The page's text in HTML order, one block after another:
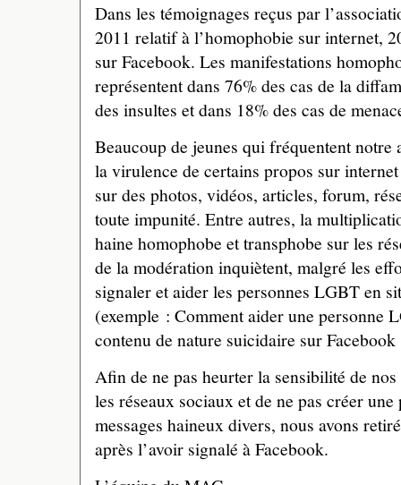
Dans les témoignages reçus par
2011 relatif à l’homophobie sur internet,
sur Facebook. Les manifestations
représentent dans 76% des cas de la
des insultes et dans 18% des cas de
Beaucoup de jeunes qui fréquentent notre
la virulence de certains propos sur
sur des photos, vidéos, articles, forum,
toute impunité. Entre autres, la
haine homophobe et transphobe sur les
de la modération inquiètent, malgré les
signaler et aider les personnes LGBT en
(exemple : Comment aider une personne
contenu de nature suicidaire sur
Afin de ne pas heurter la sensibilité de
les réseaux sociaux et de ne pas créer
messages haineux divers, nous avons
après l’avoir signalé à Facebook.